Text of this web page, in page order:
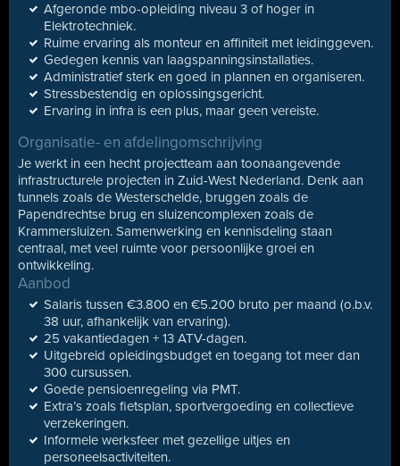
Afgeronde mbo-opleiding niveau 3 of hoger in
Elektrotechniek.
Ruime ervaring als monteur en affiniteit met leidinggeven.
Gedegen kennis van laagspanningsinstallaties.
Administratief sterk en goed in plannen en organiseren.
Stressbestendig en oplossingsgericht.
Ervaring in infra is een plus, maar geen vereiste.
Organisatie- en afdelingomschrijving
Je werkt in een hecht projectteam aan toonaangevende
infrastructurele projecten in Zuid-West Nederland. Denk aan
tunnels zoals de Westerschelde, bruggen zoals de
Papendrechtse brug en sluizencomplexen zoals de
Krammersluizen. Samenwerking en kennisdeling staan
centraal, met veel ruimte voor persoonlijke groei en
ontwikkeling.
Aanbod
Salaris tussen €3.800 en €5.200 bruto per maand (o.b.v.
38 uur, afhankelijk van ervaring).
25 vakantiedagen + 13 ATV-dagen.
Uitgebreid opleidingsbudget en toegang tot meer dan
300 cursussen.
Goede pensioenregeling via PMT.
Extra’s zoals fietsplan, sportvergoeding en collectieve
verzekeringen.
Informele werksfeer met gezellige uitjes en
personeelsactiviteiten.